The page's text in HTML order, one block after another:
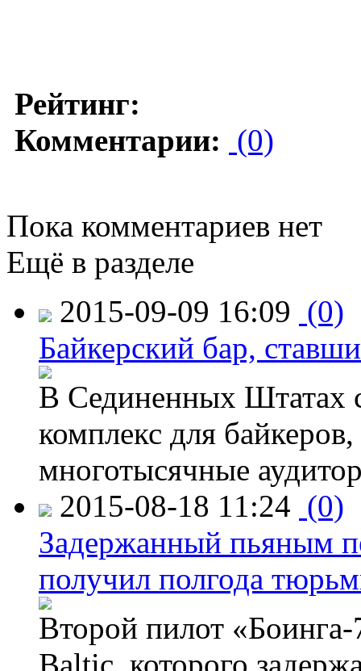
Рейтинг:
Комментарии: (0)
Пока комментариев нет
Ещё в разделе
2015-09-09 16:09 (0)
Байкерский бар,
В Сединенных Штатах
комплекс для
многотысячные
2015-08-18 11:24 (0)
Задержанный пьяным
получил полгода
Второй пилот
Baltic, которого